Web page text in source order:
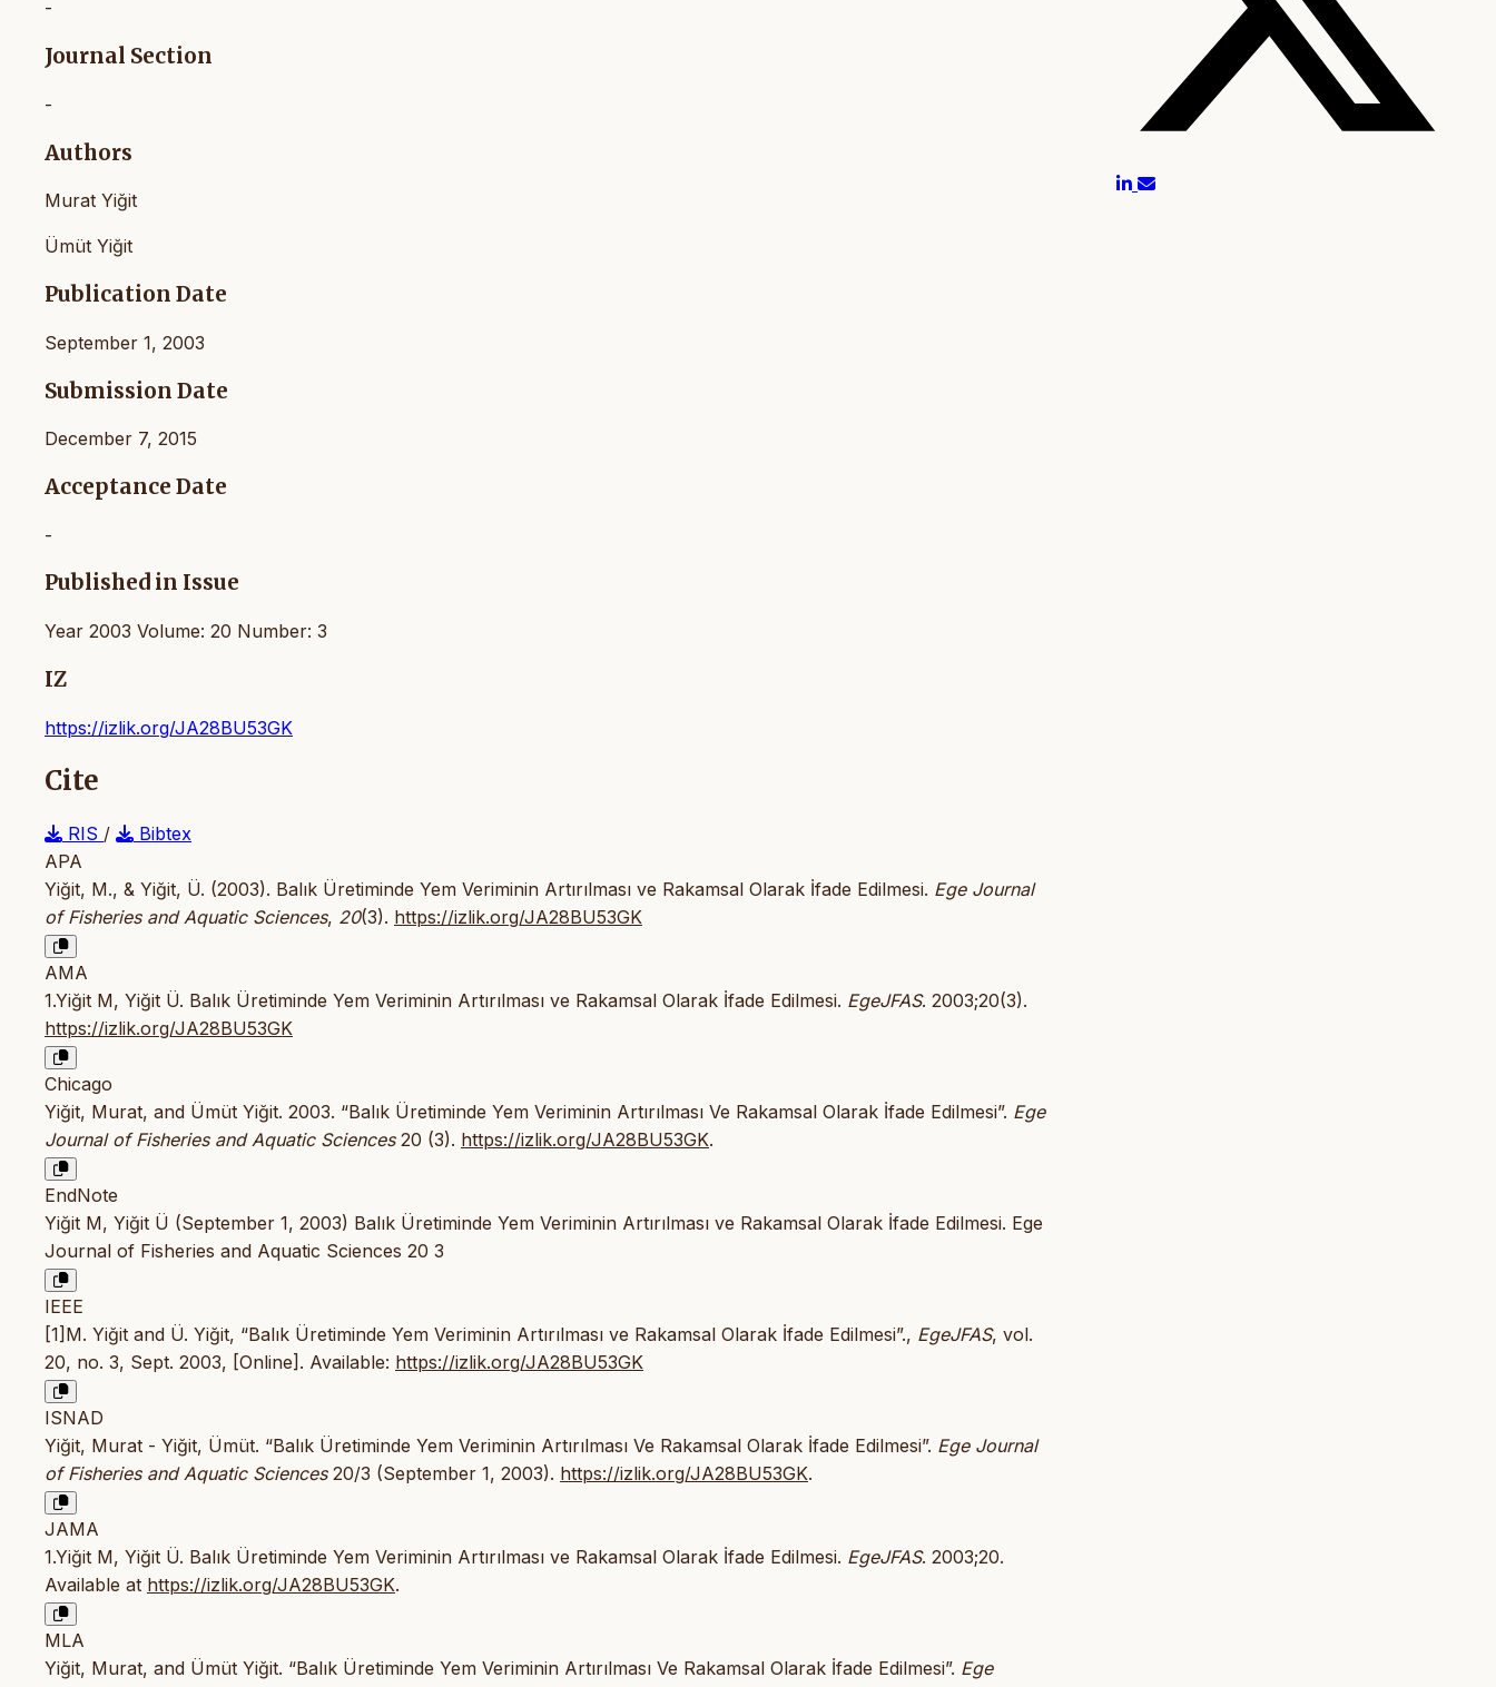
-
Journal Section
-
Authors
Murat Yiğit
Ümüt Yiğit
Publication Date
September 1, 2003
Submission Date
December 7, 2015
Acceptance Date
-
Published in Issue
Year 2003 Volume: 20 Number: 3
IZ
https://izlik.org/JA28BU53GK
Cite
RIS /
Bibtex
APA
Yiğit, M., & Yiğit, Ü. (2003). Balık Üretiminde Yem Veriminin Artırılması ve Rakamsal Olarak İfade Edilmesi. Ege Journal
of Fisheries and Aquatic Sciences, 20(3). https://izlik.org/JA28BU53GK
AMA
1.Yiğit M, Yiğit Ü. Balık Üretiminde Yem Veriminin Artırılması ve Rakamsal Olarak İfade Edilmesi. EgeJFAS. 2003;20(3).
https://izlik.org/JA28BU53GK
Chicago
Yiğit, Murat, and Ümüt Yiğit. 2003. “Balık Üretiminde Yem Veriminin Artırılması Ve Rakamsal Olarak İfade Edilmesi”. Ege
Journal of Fisheries and Aquatic Sciences20 (3). https://izlik.org/JA28BU53GK.
EndNote
Yiğit M, Yiğit Ü (September 1, 2003) Balık Üretiminde Yem Veriminin Artırılması ve Rakamsal Olarak İfade Edilmesi. Ege
Journal of Fisheries and Aquatic Sciences 20 3
IEEE
[1]M. Yiğit and Ü. Yiğit, “Balık Üretiminde Yem Veriminin Artırılması ve Rakamsal Olarak İfade Edilmesi”., EgeJFAS, vol.
20, no. 3, Sept. 2003, [Online]. Available: https://izlik.org/JA28BU53GK
ISNAD
Yiğit, Murat - Yiğit, Ümüt. “Balık Üretiminde Yem Veriminin Artırılması Ve Rakamsal Olarak İfade Edilmesi”. Ege Journal
of Fisheries and Aquatic Sciences20/3 (September 1, 2003). https://izlik.org/JA28BU53GK.
JAMA
1.Yiğit M, Yiğit Ü. Balık Üretiminde Yem Veriminin Artırılması ve Rakamsal Olarak İfade Edilmesi. EgeJFAS. 2003;20.
Available at https://izlik.org/JA28BU53GK.
MLA
Yiğit, Murat, and Ümüt Yiğit. “Balık Üretiminde Yem Veriminin Artırılması Ve Rakamsal Olarak İfade Edilmesi”. Ege